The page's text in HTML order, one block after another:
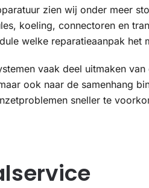
zien wij onder meer
koeling, connectoren en
welke reparatieaanpak het
vaak deel uitmaken
ook naar de samenhang
sneller te